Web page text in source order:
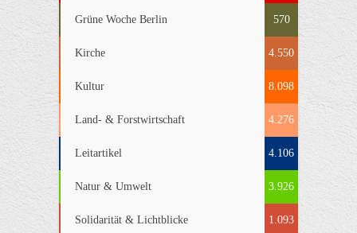
Grüne Woche Berlin 570
Kirche 4.550
Kultur 8.098
Land- & Forstwirtschaft 4.276
Leitartikel 4.106
Natur & Umwelt 3.926
Solidarität & Lichtblicke 1.093